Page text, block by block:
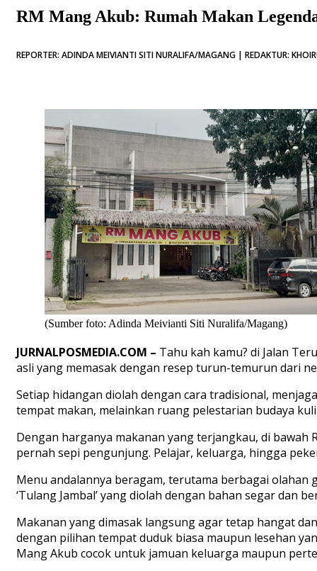
RM Mang Akub: Rumah Makan
REPORTER: ADINDA MEIVIANTI SITI NURALIFA/MAGANG | REDAKTUR:
(Sumber foto: Adinda Meivianti Siti Nuralifa/Magang)
JURNALPOSMEDIA.COM – Tahu kah kamu? di Jalan
asli yang memasak dengan resep turun-temurun dari
Setiap hidangan diolah dengan cara tradisional,
tempat makan, melainkan ruang pelestarian budaya
Dengan harganya makanan yang terjangkau, di bawah
pernah sepi pengunjung. Pelajar, keluarga, hingga
Menu andalannya beragam, terutama berbagai
‘Tulang Jambal’ yang diolah dengan bahan segar dan
Makanan yang dimasak langsung agar tetap hangat
dengan pilihan tempat duduk biasa maupun lesehan
Mang Akub cocok untuk jamuan keluarga maupun